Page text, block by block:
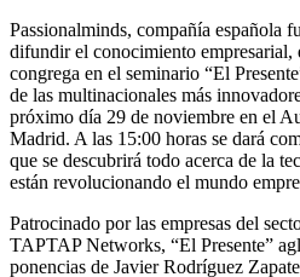
Passionalminds, compañía española
difundir el conocimiento empresarial,
congrega en el seminario “El
de las multinacionales más
próximo día 29 de noviembre en el
Madrid. A las 15:00 horas se dará
que se descubrirá todo acerca de la
están revolucionando el mundo
Patrocinado por las empresas del
TAPTAP Networks, “El Presente”
ponencias de Javier Rodríguez